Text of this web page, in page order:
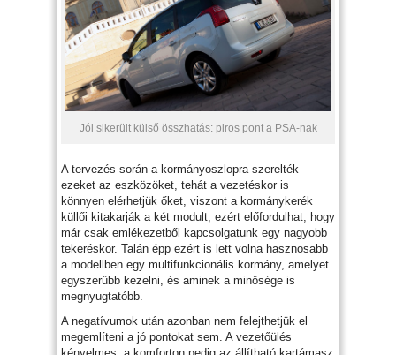
Jól sikerült külső összhatás: piros pont a PSA-nak
A tervezés során a kormányoszlopra szerelték
ezeket az eszközöket, tehát a vezetéskor is
könnyen elérhetjük őket, viszont a kormánykerék
küllői kitakarják a két modult, ezért előfordulhat, hogy
már csak emlékezetből kapcsolgatunk egy nagyobb
tekeréskor. Talán épp ezért is lett volna hasznosabb
a modellben egy multifunkcionális kormány, amelyet
egyszerűbb kezelni, és aminek a minősége is
megnyugtatóbb.
A negatívumok után azonban nem felejthetjük el
megemlíteni a jó pontokat sem. A vezetőülés